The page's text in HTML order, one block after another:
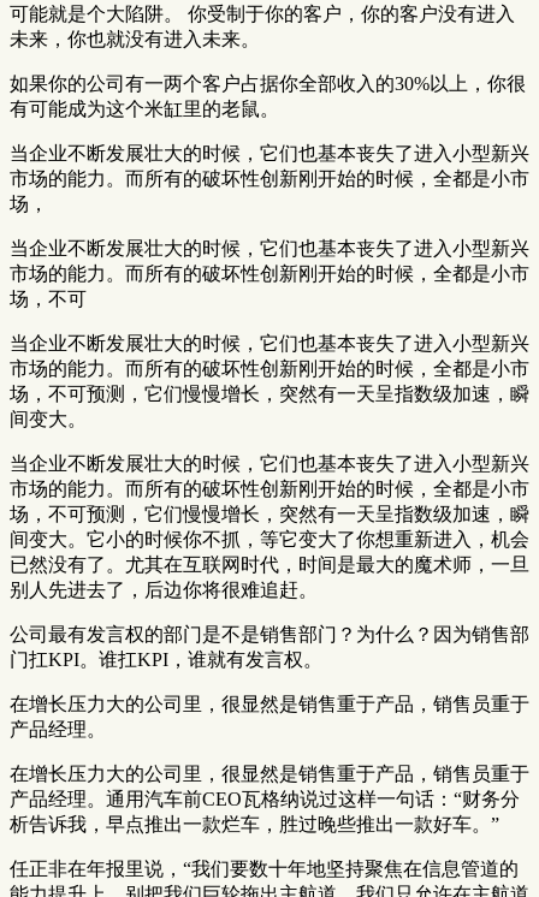
可能就是个大陷阱。 你受制于你的客户，你的客户没有进入
未来，你也就没有进入未来。
如果你的公司有一两个客户占据你全部收入的30%以上，你很
有可能成为这个米缸里的老鼠。
当企业不断发展壮大的时候，它们也基本丧失了进入小型新兴
市场的能力。而所有的破坏性创新刚开始的时候，全都是小市
场，
当企业不断发展壮大的时候，它们也基本丧失了进入小型新兴
市场的能力。而所有的破坏性创新刚开始的时候，全都是小市
场，不可
当企业不断发展壮大的时候，它们也基本丧失了进入小型新兴
市场的能力。而所有的破坏性创新刚开始的时候，全都是小市
场，不可预测，它们慢慢增长，突然有一天呈指数级加速，瞬
间变大。
当企业不断发展壮大的时候，它们也基本丧失了进入小型新兴
市场的能力。而所有的破坏性创新刚开始的时候，全都是小市
场，不可预测，它们慢慢增长，突然有一天呈指数级加速，瞬
间变大。它小的时候你不抓，等它变大了你想重新进入，机会
已然没有了。尤其在互联网时代，时间是最大的魔术师，一旦
别人先进去了，后边你将很难追赶。
公司最有发言权的部门是不是销售部门？为什么？因为销售部
门扛KPI。谁扛KPI，谁就有发言权。
在增长压力大的公司里，很显然是销售重于产品，销售员重于
产品经理。
在增长压力大的公司里，很显然是销售重于产品，销售员重于
产品经理。通用汽车前CEO瓦格纳说过这样一句话：“财务分
析告诉我，早点推出一款烂车，胜过晚些推出一款好车。”
任正非在年报里说，“我们要数十年地坚持聚焦在信息管道的